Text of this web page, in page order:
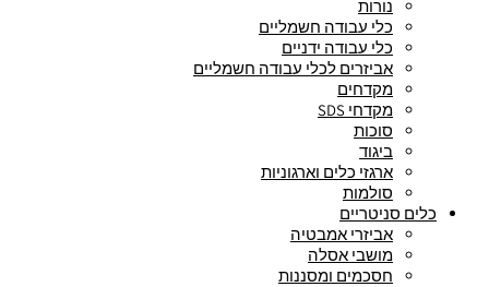
נורות
כלי עבודה חשמליים
כלי עבודה ידניים
אביזרים לכלי עבודה חשמליים
מקדחים
מקדחי SDS
סוכות
ביגוד
ארגזי כלים וארגוניות
סולמות
כלים סניטריים
אביזרי אמבטיה
מושבי אסלה
חסכמים ומסננות